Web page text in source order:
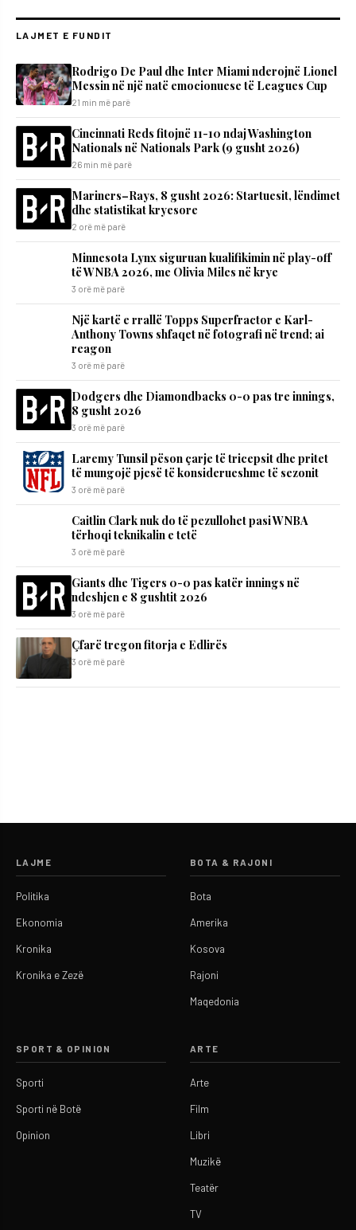
LAJMET E FUNDIT
Rodrigo De Paul dhe Inter Miami nderojnë Lionel
Messin në një natë emocionuese të Leagues Cup
21 min më parë
Cincinnati Reds fitojnë 11-10 ndaj Washington
Nationals në Nationals Park (9 gusht 2026)
26 min më parë
Mariners–Rays, 8 gusht 2026: Startuesit, lëndimet
dhe statistikat kryesore
2 orë më parë
Minnesota Lynx siguruan kualifikimin në play-off
të WNBA 2026, me Olivia Miles në krye
3 orë më parë
Një kartë e rrallë Topps Superfractor e Karl-
Anthony Towns shfaqet në fotografi në trend; ai
reagon
3 orë më parë
Dodgers dhe Diamondbacks 0-0 pas tre innings,
8 gusht 2026
3 orë më parë
Laremy Tunsil pëson çarje të tricepsit dhe pritet
të mungojë pjesë të konsiderueshme të sezonit
3 orë më parë
Caitlin Clark nuk do të pezullohet pasi WNBA
tërhoqi teknikalin e tetë
3 orë më parë
Giants dhe Tigers 0-0 pas katër innings në
ndeshjen e 8 gushtit 2026
3 orë më parë
Çfarë tregon fitorja e Edlirës
3 orë më parë
LAJME
Politika
Ekonomia
Kronika
Kronika e Zezë
BOTA & RAJONI
Bota
Amerika
Kosova
Rajoni
Maqedonia
SPORT & OPINION
Sporti
Sporti në Botë
Opinion
ARTE
Arte
Film
Libri
Muzikë
Teatër
TV